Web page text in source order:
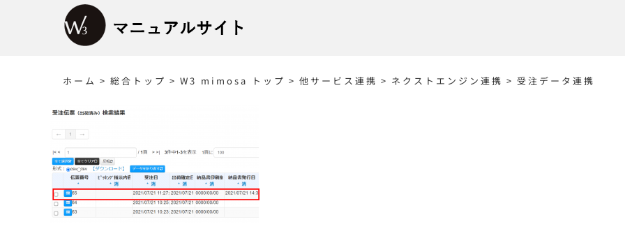
ホーム > 総合トップ > W3 mimosa トップ > 他サービス連携 > ネクストエンジン連携 > 受注データ連携